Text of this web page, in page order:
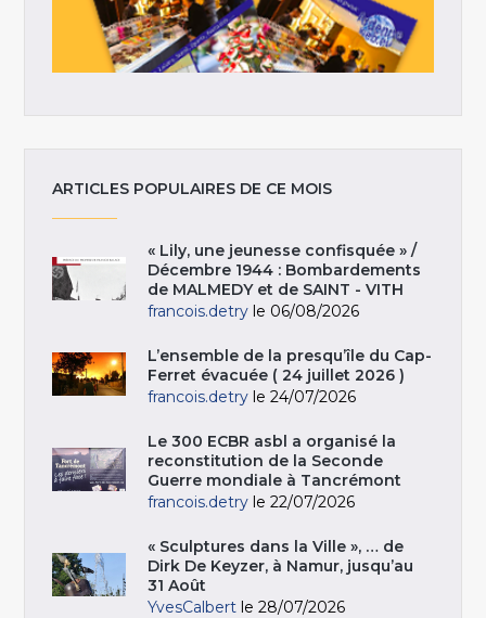
ARTICLES POPULAIRES DE CE MOIS
« Lily, une jeunesse confisquée » /
Décembre 1944 : Bombardements
de MALMEDY et de SAINT - VITH
francois.detry le 06/08/2026
L’ensemble de la presqu’île du Cap-
Ferret évacuée ( 24 juillet 2026 )
francois.detry le 24/07/2026
Le 300 ECBR asbl a organisé la
reconstitution de la Seconde
Guerre mondiale à Tancrémont
francois.detry le 22/07/2026
« Sculptures dans la Ville », … de
Dirk De Keyzer, à Namur, jusqu’au
31 Août
YvesCalbert le 28/07/2026